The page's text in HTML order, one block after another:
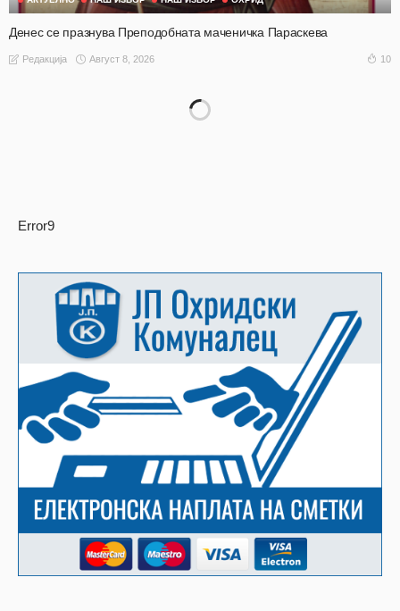
Денес се празнува Преподобната маченичка Параскева
Редакција Август 8, 2026 10
Error9